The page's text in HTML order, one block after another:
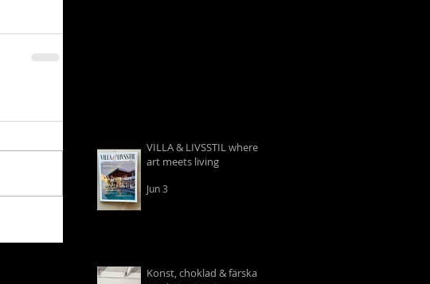
VILLA & LIVSSTIL where
art meets living
Jun 3
Konst, choklad & färska